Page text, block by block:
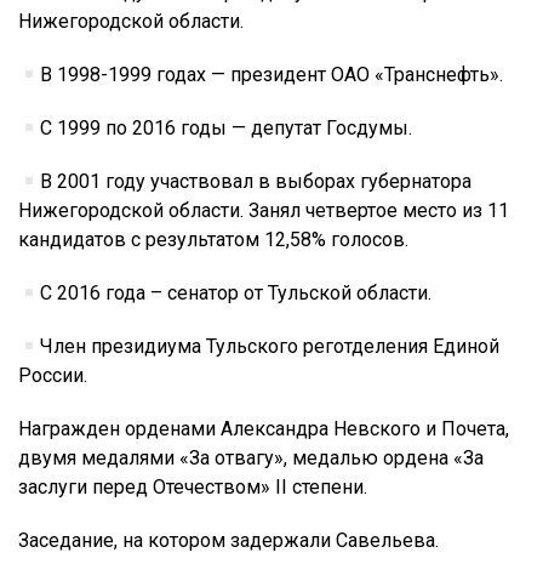
Нижегородской области.
В 1998-1999 годах — президент ОАО «Транснефть».
С 1999 по 2016 годы — депутат Госдумы.
В 2001 году участвовал в выборах губернатора
Нижегородской области. Занял четвертое место из 11
кандидатов с результатом 12,58% голосов.
С 2016 года – сенатор от Тульской области.
Член президиума Тульского реготделения Единой
России.
Награжден орденами Александра Невского и Почета,
двумя медалями «За отвагу», медалью ордена «За
заслуги перед Отечеством» II степени.
Заседание, на котором задержали Савельева.